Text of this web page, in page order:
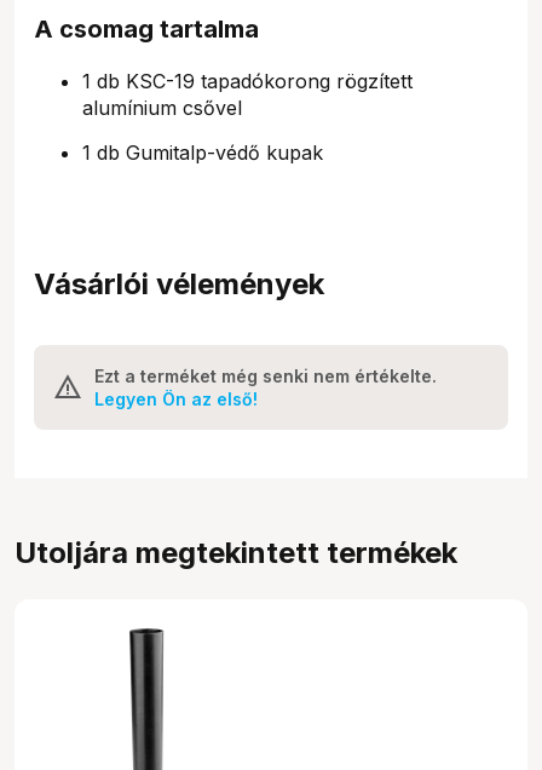
A csomag tartalma
1 db KSC-19 tapadókorong rögzített
alumínium csővel
1 db Gumitalp-védő kupak
Vásárlói vélemények
Ezt a terméket még senki nem értékelte.
Legyen Ön az első!
Utoljára megtekintett termékek